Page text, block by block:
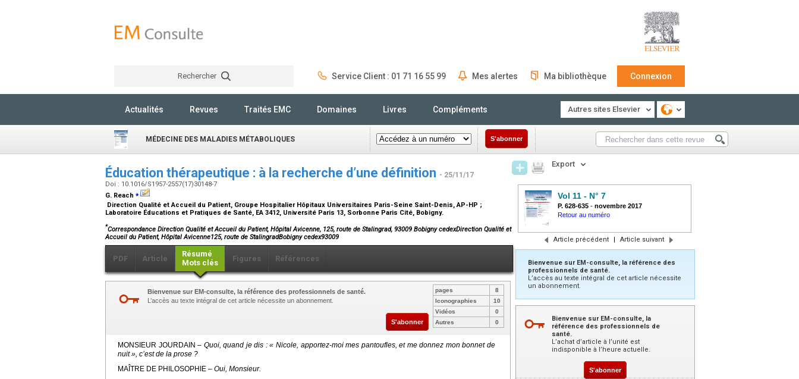
Rechercher Service Client : 01 71 16 55 99 Mes alertes Ma bibliothèque Connexion
Actualités Revues Traités EMC Domaines Livres Compléments Autres sites Elsevier
MÉDECINE DES MALADIES MÉTABOLIQUES S'abonner
Éducation thérapeutique : à la recherche d’une définition - 25/11/17
Doi : 10.1016/S1957-2557(17)30148-7
G. Reach ⁎
Direction Qualité et Accueil du Patient, Groupe Hospitalier Hôpitaux Universitaires Paris-Seine Saint-Denis, AP-HP ;
Laboratoire Éducations et Pratiques de Santé, EA 3412, Université Paris 13, Sorbonne Paris Cité, Bobigny.
*Correspondance Direction Qualité et Accueil du Patient, Hôpital Avicenne, 125, route de Stalingrad, 93009 Bobigny cedexDirection Qualité et
Accueil du Patient, Hôpital Avicenne125, route de StalingradBobigny cedex93009
PDF Article
Résumé
Mots clés
Figures Références
Bienvenue sur EM-consulte, la référence des professionnels de santé.
L’accès au texte intégral de cet article nécessite un abonnement.
S'abonner
pages
8
Iconographies
10
Vidéos
0
Autres
0
MONSIEUR JOURDAIN – Quoi, quand je dis : « Nicole, apportez-moi mes pantoufles, et me donnez mon bonnet de
nuit », c’est de la prose ?
MAÎTRE DE PHILOSOPHIE – Oui, Monsieur.
Export
Vol 11 - N° 7
P. 628-635 - novembre 2017
Retour au numéro
Article précédent | Article suivant
Bienvenue sur EM-consulte, la référence des
professionnels de santé.
L’accès au texte intégral de cet article nécessite
un abonnement.
Bienvenue sur EM-consulte, la
référence des professionnels de
santé.
L’achat d’article à l’unité est
indisponible à l’heure actuelle.
S'abonner